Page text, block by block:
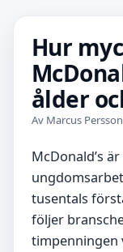
Hur
ålder
Av Marcus
McDonald’s
tusentals
följer
timpenningen